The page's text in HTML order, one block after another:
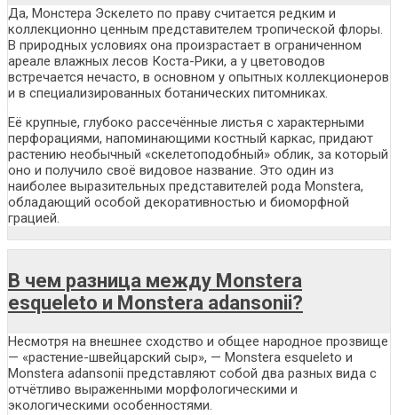
Да, Монстера Эскелето по праву считается редким и
коллекционно ценным представителем тропической флоры.
В природных условиях она произрастает в ограниченном
ареале влажных лесов Коста-Рики, а у цветоводов
встречается нечасто, в основном у опытных коллекционеров
и в специализированных ботанических питомниках.
Её крупные, глубоко рассечённые листья с характерными
перфорациями, напоминающими костный каркас, придают
растению необычный «скелетоподобный» облик, за который
оно и получило своё видовое название. Это один из
наиболее выразительных представителей рода Monstera,
обладающий особой декоративностью и биоморфной
грацией.
В чем разница между Monstera
esqueleto и Monstera adansonii?
Несмотря на внешнее сходство и общее народное прозвище
— «растение-швейцарский сыр», — Monstera esqueleto и
Monstera adansonii представляют собой два разных вида с
отчётливо выраженными морфологическими и
экологическими особенностями.